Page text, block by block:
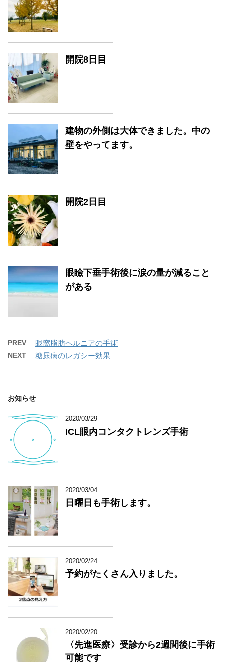
開院8日目
建物の外側は大体できました。中の
壁をやってます。
開院2日目
眼瞼下垂手術後に涙の量が減ること
がある
PREV 眼窩脂肪ヘルニアの手術
NEXT 糖尿病のレガシー効果
お知らせ
2020/03/29
ICL眼内コンタクトレンズ手術
2020/03/04
日曜日も手術します。
2020/02/24
予約がたくさん入りました。
2020/02/20
〈先進医療〉受診から2週間後に手術
可能です